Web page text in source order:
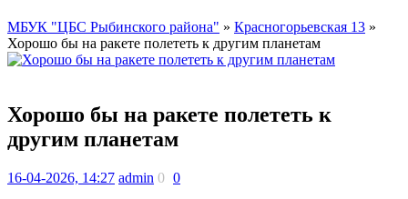
МБУК "ЦБС Рыбинского района" » Красногорьевская 13 »
Хорошо бы на ракете полететь к другим планетам
Хорошо бы на ракете полететь к
другим планетам
16-04-2026, 14:27 admin 0 0